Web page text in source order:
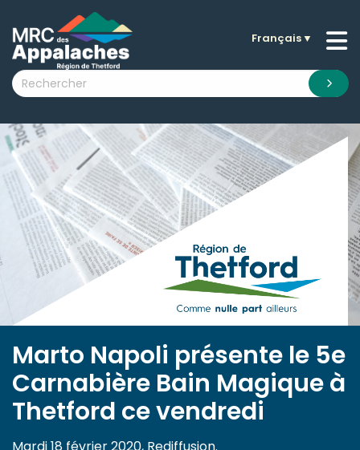
submenu (La MRC )
submenu (Citoyens )
submenu (Visiteurs )
submenu (Nouvelles )
submenu (Documentation )
Français▼
Marto Napoli présente le 5e
Carnabière Bain Magique à
Thetford ce vendredi